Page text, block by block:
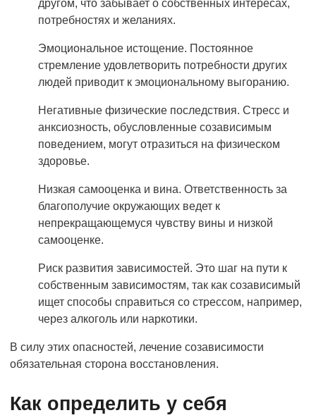
другом, что забывает о собственных интересах,
потребностях и желаниях.
Эмоциональное истощение. Постоянное
стремление удовлетворить потребности других
людей приводит к эмоциональному выгоранию.
Негативные физические последствия. Стресс и
анксиозность, обусловленные созависимым
поведением, могут отразиться на физическом
здоровье.
Низкая самооценка и вина. Ответственность за
благополучие окружающих ведет к
непрекращающемуся чувству вины и низкой
самооценке.
Риск развития зависимостей. Это шаг на пути к
собственным зависимостям, так как созависимый
ищет способы справиться со стрессом, например,
через алкоголь или наркотики.
В силу этих опасностей, лечение созависимости
обязательная сторона восстановления.
Как определить у себя